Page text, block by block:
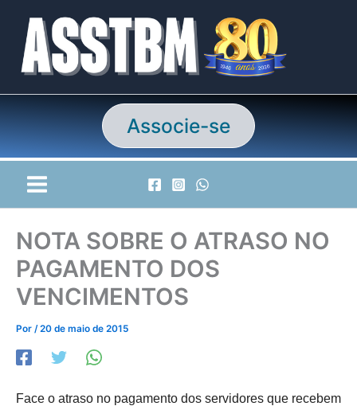
conteúdo
Associe-se
NOTA SOBRE O ATRASO NO
PAGAMENTO DOS
VENCIMENTOS
Por /20 de maio de 2015
Face o atraso no pagamento dos servidores que recebem